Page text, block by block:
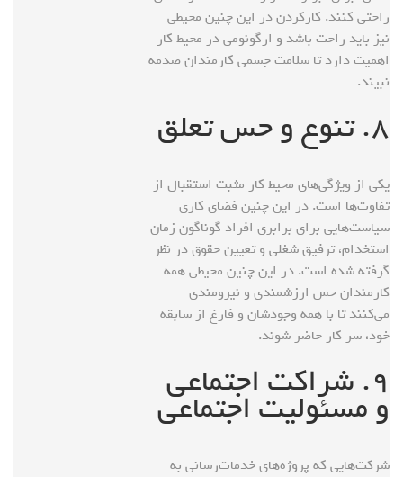
راحتی کنند. کارکردن در این چنین محیطی
نیز باید راحت باشد و ارگونومی در محیط کار
اهمیت دارد تا سلامت جسمی کارمندان صدمه
نبیند.
۸. تنوع و حس تعلق
یکی از ویژگی‌های محیط کار مثبت استقبال از
تفاوت‌ها است. در این چنین فضای کاری
سیاست‌هایی برای برابری افراد گوناگون زمان
استخدام، ترفیق شغلی و تعیین حقوق در نظر
گرفته شده است. در این چنین محیطی همه
کارمندان حس ارزشمندی و نیرومندی
می‌کنند تا با همه وجودشان و فارغ از سابقه
خود، سر کار حاضر شوند.
۹. شراکت اجتماعی
و مسئولیت اجتماعی
شرکت‌هایی که پروژه‌های خدمات‌رسانی به